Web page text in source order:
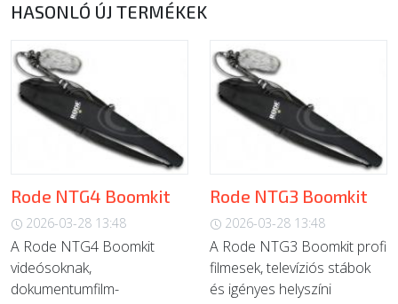
HASONLÓ ÚJ TERMÉKEK
Rode NTG4 Boomkit
2026-03-28 13:48
A Rode NTG4 Boomkit
videósoknak,
dokumentumfilm-
Rode NTG3 Boomkit
2026-03-28 13:48
A Rode NTG3 Boomkit profi
filmesek, televíziós stábok
és igényes helyszíni